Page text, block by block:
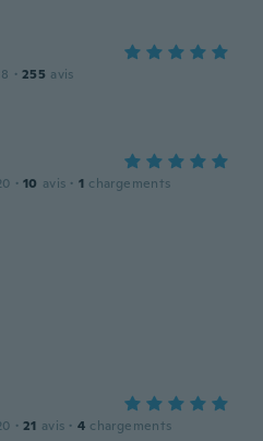
· 255 avis
· 10 avis · 1 chargements
· 21 avis · 4 chargements